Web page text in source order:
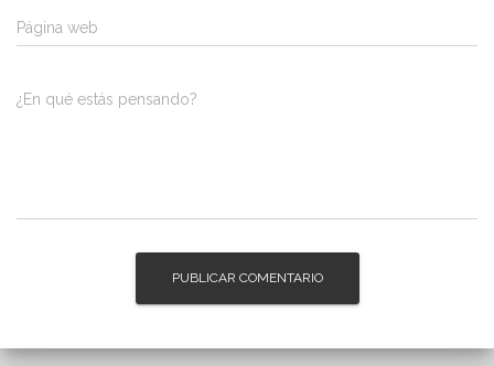
Página web
¿En qué estás pensando?